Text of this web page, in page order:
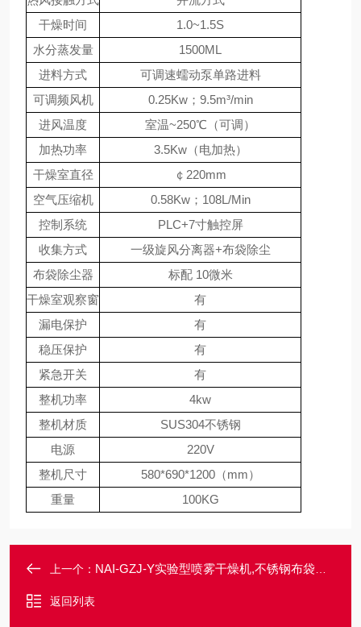
干燥时间
1.0~1.5S
水分蒸发量
1500ML
进料方式
可调速蠕动泵单路进料
可调频风机
0.25Kw；9.5m³/min
进风温度
室温~250℃（可调）
加热功率
3.5Kw（电加热）
干燥室直径
￠220mm
空气压缩机
0.58Kw；108L/Min
控制系统
PLC+7寸触控屏
收集方式
一级旋风分离器+布袋除尘
布袋除尘器
标配 10微米
干燥室观察窗
有
漏电保护
有
稳压保护
有
紧急开关
有
整机功率
4kw
整机材质
SUS304不锈钢
电源
220V
整机尺寸
580*690*1200（mm）
重量
100KG
上一个： NAI-GZJ-Y实验型喷雾干燥机,不锈钢布袋除尘干燥设备
返回列表